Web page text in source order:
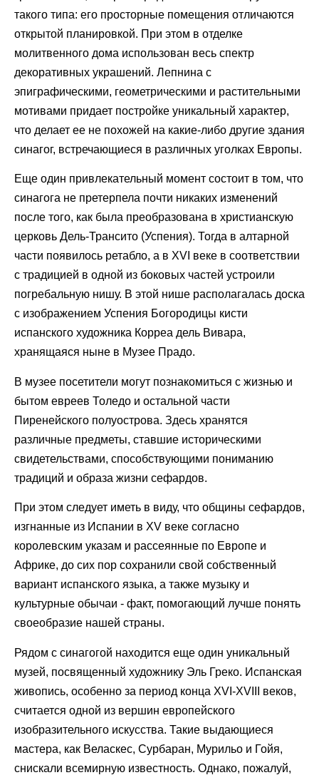
такого типа: его просторные помещения отличаются
открытой планировкой. При этом в отделке
молитвенного дома использован весь спектр
декоративных украшений. Лепнина с
эпиграфическими, геометрическими и растительными
мотивами придает постройке уникальный характер,
что делает ее не похожей на какие-либо другие здания
синагог, встречающиеся в различных уголках Европы.
Еще один привлекательный момент состоит в том, что
синагога не претерпела почти никаких изменений
после того, как была преобразована в христианскую
церковь Дель-Трансито (Успения). Тогда в алтарной
части появилось ретабло, а в XVI веке в соответствии
с традицией в одной из боковых частей устроили
погребальную нишу. В этой нише располагалась доска
с изображением Успения Богородицы кисти
испанского художника Корреа дель Вивара,
хранящаяся ныне в Музее Прадо.
В музее посетители могут познакомиться с жизнью и
бытом евреев Толедо и остальной части
Пиренейского полуострова. Здесь хранятся
различные предметы, ставшие историческими
свидетельствами, способствующими пониманию
традиций и образа жизни сефардов.
При этом следует иметь в виду, что общины сефардов,
изгнанные из Испании в XV веке согласно
королевским указам и рассеянные по Европе и
Африке, до сих пор сохранили свой собственный
вариант испанского языка, а также музыку и
культурные обычаи - факт, помогающий лучше понять
своеобразие нашей страны.
Рядом с синагогой находится еще один уникальный
музей, посвященный художнику Эль Греко. Испанская
живопись, особенно за период конца XVI-XVIII веков,
считается одной из вершин европейского
изобразительного искусства. Такие выдающиеся
мастера, как Веласкес, Сурбаран, Мурильо и Гойя,
снискали всемирную известность. Однако, пожалуй,